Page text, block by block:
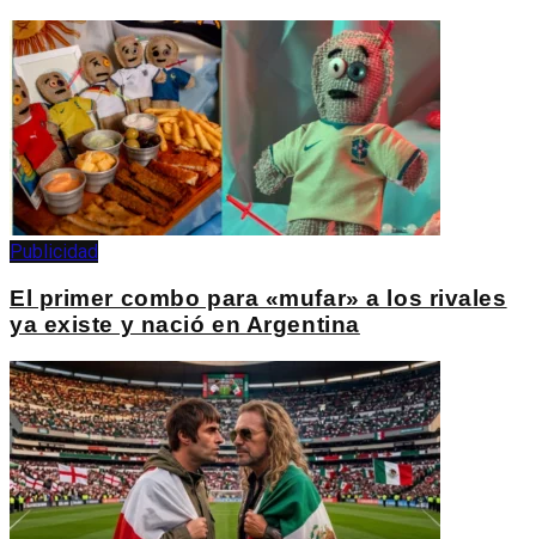
Publicidad
El primer combo para «mufar» a los rivales
ya existe y nació en Argentina